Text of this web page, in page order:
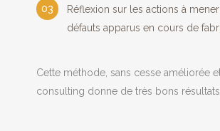
Réflexion sur les actions à
défauts apparus en cours de
Cette méthode, sans cesse améliorée
consulting donne de très bons